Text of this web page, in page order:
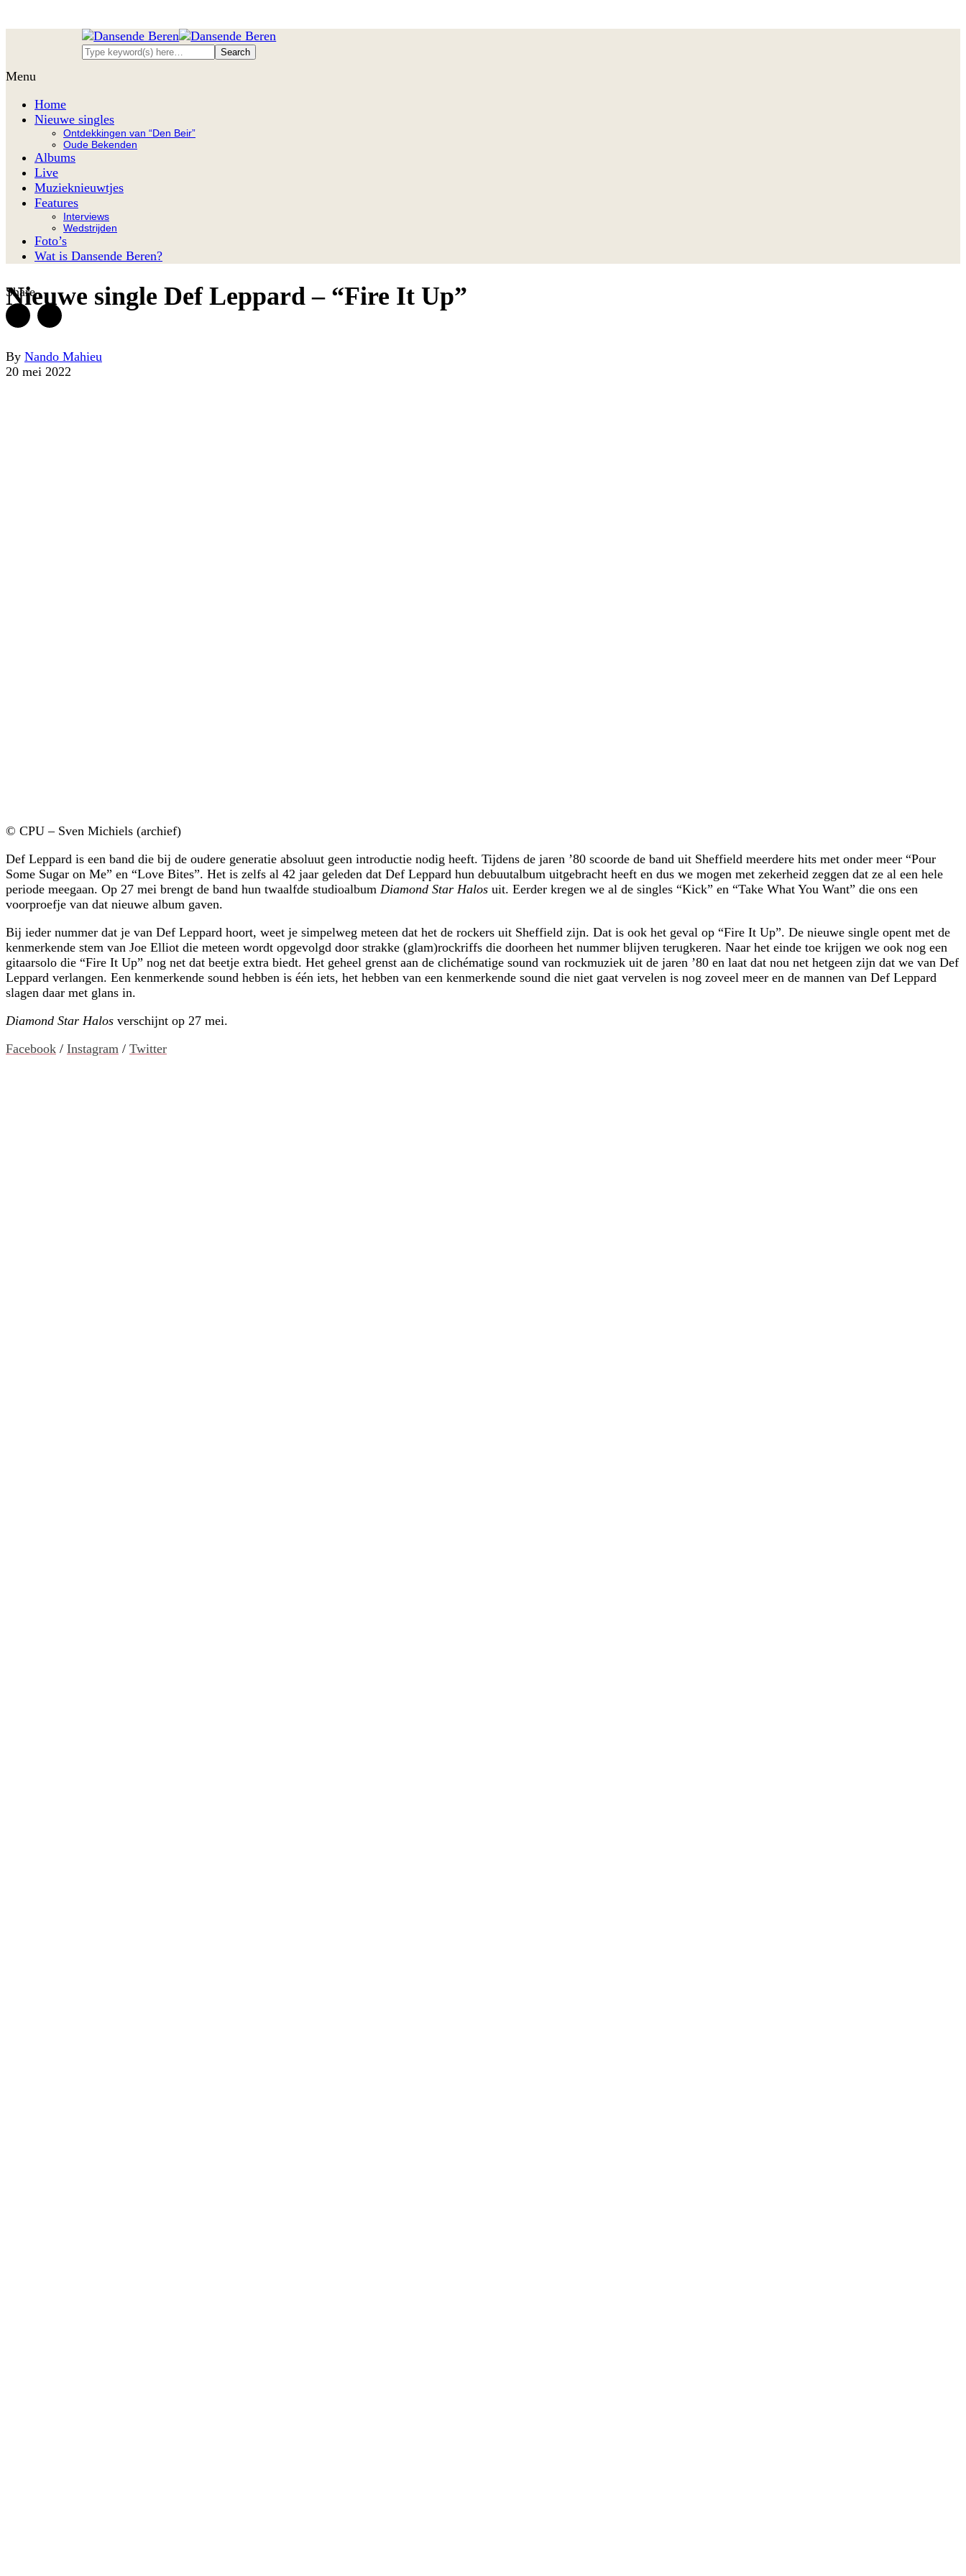
Menu
Home
Nieuwe singles
Ontdekkingen van “Den Beir”
Oude Bekenden
Albums
Live
Muzieknieuwtjes
Features
Interviews
Wedstrijden
Foto’s
Wat is Dansende Beren?
Nieuwe single Def Leppard – “Fire It Up”
By Nando Mahieu
20 mei 2022
Share
© CPU – Sven Michiels (archief)
Def Leppard is een band die bij de oudere generatie absoluut geen introductie nodig heeft. Tijdens de jaren ’80 scoorde de band uit Sheffield meerdere hits met onder meer “Pour
Some Sugar on Me” en “Love Bites”. Het is zelfs al 42 jaar geleden dat Def Leppard hun debuutalbum uitgebracht heeft en dus we mogen met zekerheid zeggen dat ze al een hele
periode meegaan. Op 27 mei brengt de band hun twaalfde studioalbum Diamond Star Halos uit. Eerder kregen we al de singles “Kick” en “Take What You Want” die ons een
voorproefje van dat nieuwe album gaven.
Bij ieder nummer dat je van Def Leppard hoort, weet je simpelweg meteen dat het de rockers uit Sheffield zijn. Dat is ook het geval op “Fire It Up”. De nieuwe single opent met de
kenmerkende stem van Joe Elliot die meteen wordt opgevolgd door strakke (glam)rockriffs die doorheen het nummer blijven terugkeren. Naar het einde toe krijgen we ook nog een
gitaarsolo die “Fire It Up” nog net dat beetje extra biedt. Het geheel grenst aan de clichématige sound van rockmuziek uit de jaren ’80 en laat dat nou net hetgeen zijn dat we van Def
Leppard verlangen. Een kenmerkende sound hebben is één iets, het hebben van een kenmerkende sound die niet gaat vervelen is nog zoveel meer en de mannen van Def Leppard
slagen daar met glans in.
Diamond Star Halos verschijnt op 27 mei.
Facebook / Instagram / Twitter